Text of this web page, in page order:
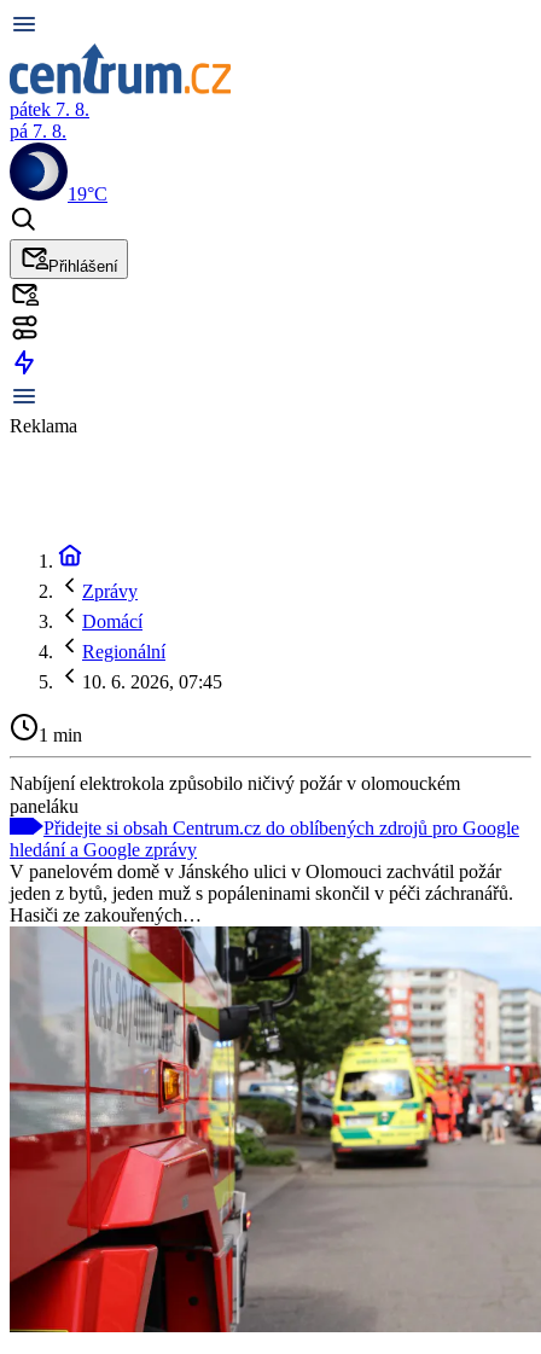
pátek 7. 8.
pá 7. 8.
19°C
Přihlášení
Reklama
Zprávy
Domácí
Regionální
10. 6. 2026, 07:45
1 min
Nabíjení elektrokola způsobilo ničivý požár v olomouckém
paneláku
Přidejte si obsah Centrum.cz do oblíbených zdrojů pro Google
hledání a Google zprávy
V panelovém domě v Jánského ulici v Olomouci zachvátil požár
jeden z bytů, jeden muž s popáleninami skončil v péči záchranářů.
Hasiči ze zakouřených…